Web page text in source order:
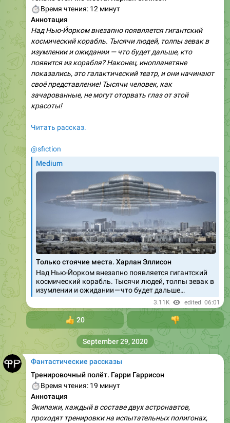
Время чтения: 12 минут
Аннотация
Над Нью-Йорком внезапно появляется гигантский
космический корабль. Тысячи людей, толпы зевак в
изумлении и ожидании — что будет дальше, кто
появится из корабля? Наконец, инопланетяне
показались, это галактический театр, и они начинают
своё представление! Тысячи человек, как
зачарованные, не могут оторвать глаз от этой
красоты!
Читать рассказ.
@sfiction
Medium
Только стоячие места. Харлан Эллисон
Над Нью-Йорком внезапно появляется гигантский
космический корабль. Тысячи людей, толпы зевак в
изумлении и ожидании — что будет дальше…
3.11K edited 06:01
20 👎
Фантастические рассказы
Тренировочный полёт. Гарри Гаррисон
Время чтения: 19 минут
Аннотация
Экипажи, каждый в составе двух астронавтов,
проходят тренировки на испытательных полигонах,
September 29, 2020